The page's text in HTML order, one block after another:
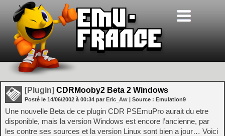
[Plugin] CDRMooby2 Beta 2 Windows
Posté le 14/06/2002 à 00:34 par Eric_Aw | Source : Emulation9
Une nouvelle Beta de ce plugin CDR PSEmuPro aurait du etre
disponible, mais la version Windows est encore l’ancienne, par
les contre ses sources et la version Linux sont bien a jour… Voici